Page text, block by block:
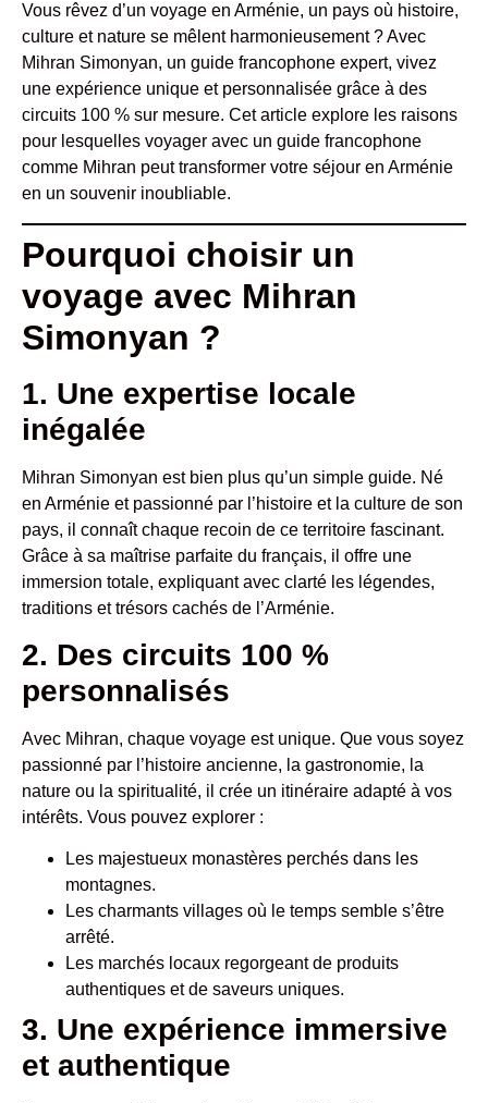
Vous rêvez d’un voyage en Arménie, un pays où histoire,
culture et nature se mêlent harmonieusement ? Avec
Mihran Simonyan, un guide francophone expert, vivez
une expérience unique et personnalisée grâce à des
circuits 100 % sur mesure. Cet article explore les raisons
pour lesquelles voyager avec un guide francophone
comme Mihran peut transformer votre séjour en Arménie
en un souvenir inoubliable.
Pourquoi choisir un
voyage avec Mihran
Simonyan ?
1. Une expertise locale
inégalée
Mihran Simonyan est bien plus qu’un simple guide. Né
en Arménie et passionné par l’histoire et la culture de son
pays, il connaît chaque recoin de ce territoire fascinant.
Grâce à sa maîtrise parfaite du français, il offre une
immersion totale, expliquant avec clarté les légendes,
traditions et trésors cachés de l’Arménie.
2. Des circuits 100 %
personnalisés
Avec Mihran, chaque voyage est unique. Que vous soyez
passionné par l’histoire ancienne, la gastronomie, la
nature ou la spiritualité, il crée un itinéraire adapté à vos
intérêts. Vous pouvez explorer :
Les majestueux monastères perchés dans les
montagnes.
Les charmants villages où le temps semble s’être
arrêté.
Les marchés locaux regorgeant de produits
authentiques et de saveurs uniques.
3. Une expérience immersive
et authentique